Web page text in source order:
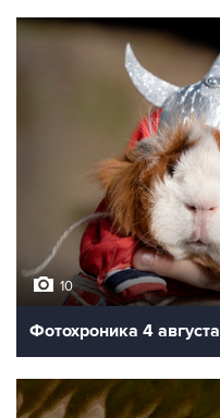
10
Фотохроника 4 августа